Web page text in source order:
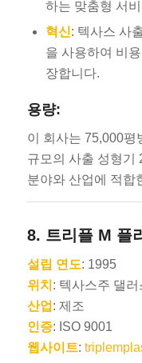
하는 맞춤형 서
혁신: 텍사스 사
을 사용하여 비
장합니다.
용량:
이 회사는 75,000평
규모의 사출 성형기
분야와 산업에 적합
8. 트리플 M 플
설립 연도: 1995
위치 : 텍사스주 댈러
산업 : 제조
인증: ISO 9001
웹사이트: